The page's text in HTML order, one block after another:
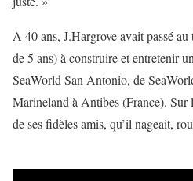
A 40 ans, J.Hargrove avait passé
de 5 ans) à construire et entretenir
SeaWorld San Antonio, de
Marineland à Antibes (France). Sur
de ses fidèles amis, qu’il nageait,